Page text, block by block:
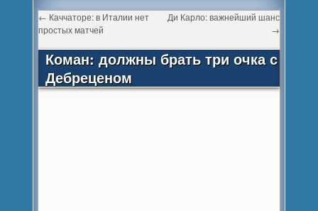
← Каччаторе: в Италии нет
простых матчей
Ди Карло: важнейший шанс
→
Коман: должны брать три очка с
Дебреценом